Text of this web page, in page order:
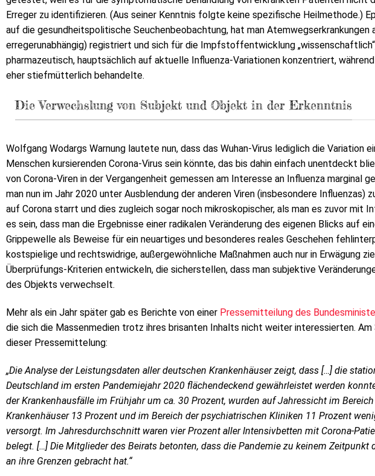
Erreger zu identifizieren. (Aus seiner Kenntnis folgte keine spezifische Heilmethode.)
auf die gesundheitspolitische Seuchenbeobachtung, hat man Atemwegserkrankungen
erregerunabhängig) registriert und sich für die Impfstoffentwicklung
pharmazeutisch, hauptsächlich auf aktuelle Influenza-Variationen konzentriert,
eher stiefmütterlich behandelte.
Die Verwechslung von Subjekt und Objekt in der Erkenntnis
Wolfgang Wodargs Warnung lautete nun, dass das Wuhan-Virus lediglich die Variation
Menschen kursierenden Corona-Virus sein könnte, das bis dahin einfach unentdeckt
von Corona-Viren in der Vergangenheit gemessen am Interesse an Influenza marginal
man nun im Jahr 2020 unter Ausblendung der anderen Viren (insbesondere Influenzas)
auf Corona starrt und dies zugleich sogar noch mikroskopischer, als man es zuvor mit
es sein, dass man die Ergebnisse einer radikalen Veränderung des eigenen Blicks auf
Grippewelle als Beweise für ein neuartiges und besonderes reales Geschehen
kostspielige und rechtswidrige, außergewöhnliche Maßnahmen auch nur in Erwägung
Überprüfungs-Kriterien entwickeln, die sicherstellen, dass man subjektive
des Objekts verwechselt.
Mehr als ein Jahr später gab es Berichte von einer Pressemitteilung des
die sich die Massenmedien trotz ihres brisanten Inhalts nicht weiter interessierten. Am
dieser Pressemittelung:
„Die Analyse der Leistungsdaten aller deutschen Krankenhäuser zeigt, dass […] die
Deutschland im ersten Pandemiejahr 2020 flächendeckend gewährleistet werden
der Krankenhausfälle im Frühjahr um ca. 30 Prozent, wurden auf Jahressicht im
Krankenhäuser 13 Prozent und im Bereich der psychiatrischen Kliniken 11 Prozent
versorgt. Im Jahresdurchschnitt waren vier Prozent aller Intensivbetten mit Corona-
belegt. […] Die Mitglieder des Beirats betonten, dass die Pandemie zu keinem Zeitpunkt
an ihre Grenzen gebracht hat.“